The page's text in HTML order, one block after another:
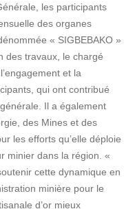
les participants
des organes
« SIGBEBAKO »
des travaux, le chargé
et la
qui ont contribué
Il a également
des Mines et des
les efforts qu’elle déploie
minier dans la région. «
cette dynamique en
minière pour le
d’or mieux